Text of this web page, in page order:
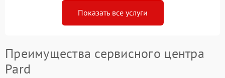
Показать все услуги
Преимущества сервисного центра
Pard